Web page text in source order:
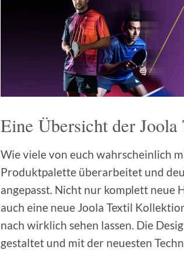
Eine Übersicht der
Wie viele von euch wahrscheinlich
Produktpalette überarbeitet und
angepasst. Nicht nur komplett neue
auch eine neue Joola Textil
nach wirklich sehen lassen. Die
gestaltet und mit der neuesten